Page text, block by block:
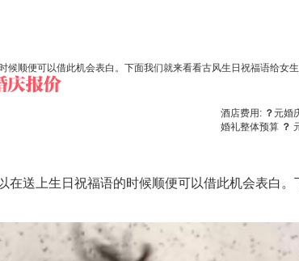
顺便可以借此机会表白。下面我们就来看看古风生日祝福语给女生
酒店费用: ？元婚
婚礼整体预算 ？
送上生日祝福语的时候顺便可以借此机会表白。